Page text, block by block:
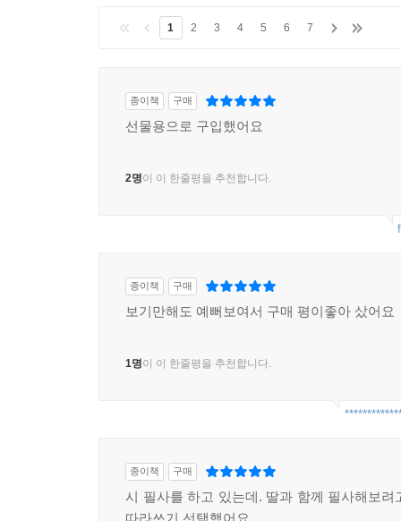
1 2 3 4 5 6 7
종이책 구매
선물용으로 구입했어요
2명이 이 한줄평을 추천합니다.
종이책 구매
보기만해도 예뻐보여서 구매 평이좋아 샀어요
1명이 이 한줄평을 추천합니다.
종이책 구매
시 필사를 하고 있는데. 딸과 함께 필사해보려